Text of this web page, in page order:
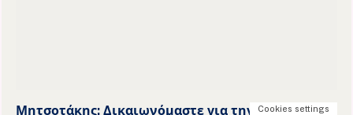
Μητσοτάκης: Δικαιωνόμαστε για την Cookies settings